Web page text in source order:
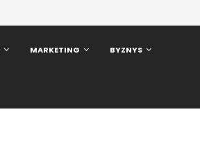
MARKETING BYZNYS